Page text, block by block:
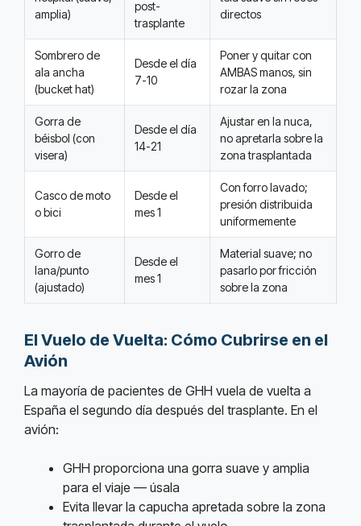
amplia)
post-
trasplante
directos
Sombrero de
ala ancha
(bucket hat)
Desde el día
7-10
Poner y quitar con
AMBAS manos, sin
rozar la zona
Gorra de
béisbol (con
visera)
Desde el día
14-21
Ajustar en la nuca,
no apretarla sobre la
zona trasplantada
Casco de moto
o bici
Desde el
mes 1
Con forro lavado;
presión distribuida
uniformemente
Gorro de
lana/punto
(ajustado)
Desde el
mes 1
Material suave; no
pasarlo por fricción
sobre la zona
El Vuelo de Vuelta: Cómo Cubrirse en el
Avión
La mayoría de pacientes de GHH vuela de vuelta a
España el segundo día después del trasplante. En el
avión:
GHH proporciona una gorra suave y amplia
para el viaje — úsala
Evita llevar la capucha apretada sobre la zona